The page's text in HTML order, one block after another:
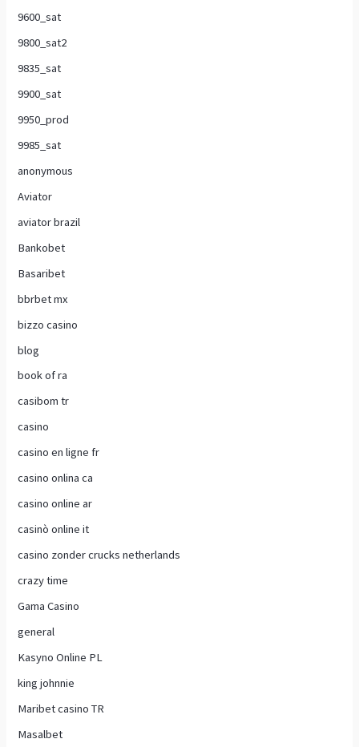
9600_sat
9800_sat2
9835_sat
9900_sat
9950_prod
9985_sat
anonymous
Aviator
aviator brazil
Bankobet
Basaribet
bbrbet mx
bizzo casino
blog
book of ra
casibom tr
casino
casino en ligne fr
casino onlina ca
casino online ar
casinò online it
casino zonder crucks netherlands
crazy time
Gama Casino
general
Kasyno Online PL
king johnnie
Maribet casino TR
Masalbet